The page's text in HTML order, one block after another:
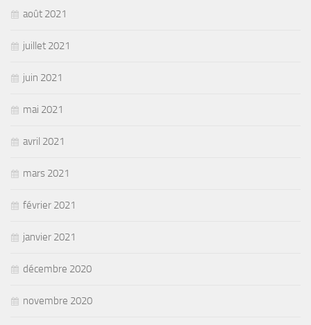
août 2021
juillet 2021
juin 2021
mai 2021
avril 2021
mars 2021
février 2021
janvier 2021
décembre 2020
novembre 2020